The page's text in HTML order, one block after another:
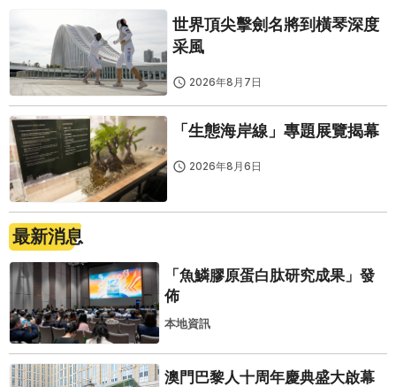
世界頂尖擊劍名將到橫琴深度
采風
2026年8月7日
「生態海岸線」專題展覽揭幕
2026年8月6日
最新消息
「魚鱗膠原蛋白肽研究成果」發
佈
本地資訊
澳門巴黎人十周年慶典盛大啟幕